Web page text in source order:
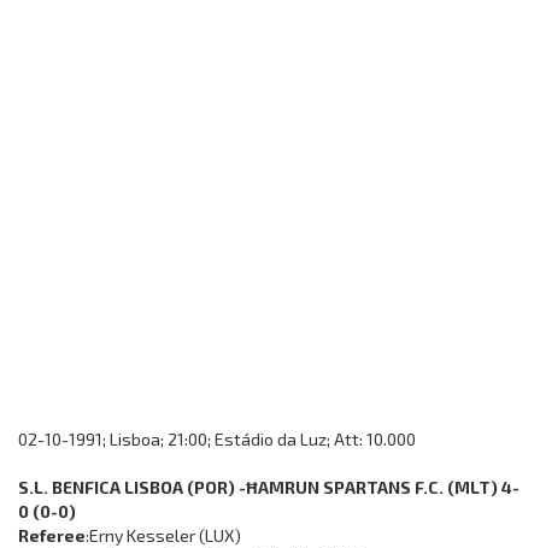
02-10-1991; Lisboa; 21:00; Estádio da Luz; Att: 10.000
S.L. BENFICA LISBOA (POR) -ĦAMRUN SPARTANS F.C. (MLT) 4-
0 (0-0)
Referee:Erny Kesseler (LUX)